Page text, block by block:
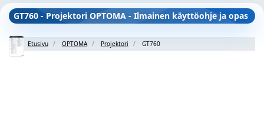
GT760 - Projektori OPTOMA - Ilmainen käyttöohje ja opas
Etusivu OPTOMA Projektori GT760